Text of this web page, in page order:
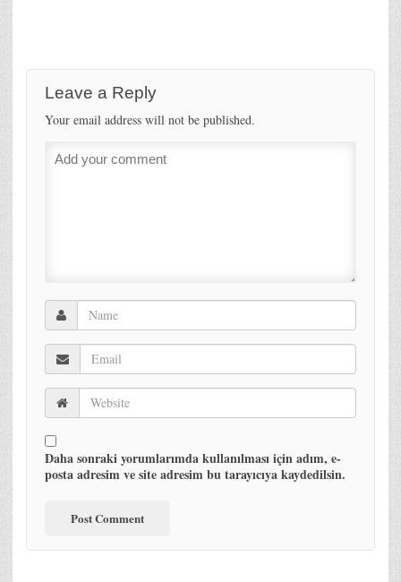
Leave a Reply
Your email address will not be published.
Daha sonraki yorumlarımda kullanılması için adım, e-
posta adresim ve site adresim bu tarayıcıya kaydedilsin.